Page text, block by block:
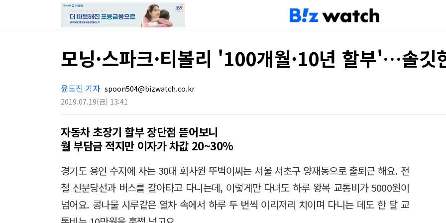
모닝·스파크·티볼리 '100개월·10년 할부'…솔깃
윤도진 기자 spoon504@bizwatch.co.kr
2019.07.19(금) 13:41
자동차 초장기 할부 장단점 뜯어보니
월 부담금 적지만 이자가 차값 20~30%
경기도 용인 수지에 사는 30대 회사원 뚜벅이씨는 서울 서초구 양재동으로 출퇴근 해요. 전
철 신분당선과 버스를 갈아타고 다니는데, 이렇게만 다녀도 하루 왕복 교통비가 5000원이
넘어요. 콩나물 시루같은 열차 속에서 하루 두 번씩 이리저리 치이며 다니는 데도 한 달 교